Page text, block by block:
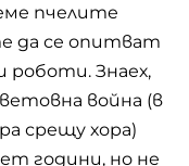
пчелите
да се опитват
роботи. Знаех,
война (в
срещу хора)
години, но не